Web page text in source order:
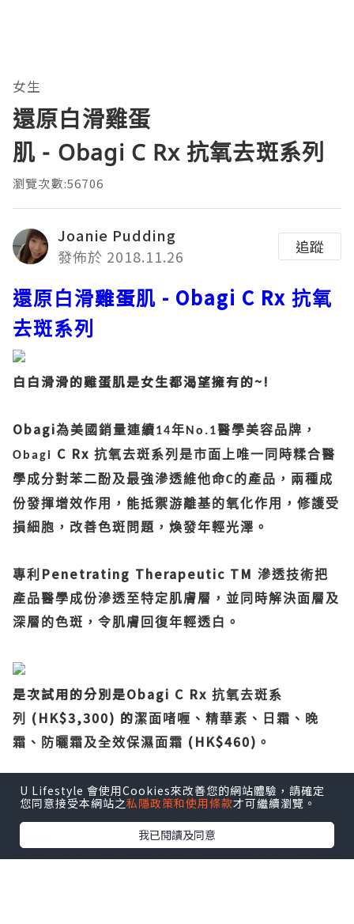
女生
還原白滑雞蛋
肌 - Obagi C Rx 抗氧去斑系列
瀏覽次數:56706
Joanie Pudding
發佈於 2018.11.26
追蹤
還原白滑雞蛋肌 - Obagi C Rx 抗氧
去斑系列
白白滑滑的雞蛋肌是女生都渴望擁有的~!
Obagi為美國銷量連續14年No.1醫學美容品牌，
Obagi C Rx 抗氧去斑系列是市面上唯一同時糅合醫
學成分對苯二酚及最強滲透維他命C的產品，兩種成
份發揮增效作用，能抵禦游離基的氧化作用，修護受
損細胞，改善色斑問題，煥發年輕光澤。
專利 Penetrating Therapeutic TM 滲透技術把
產品醫學成份滲透至特定肌膚層，並同時解決面層及
深層的色斑，令肌膚回復年輕透白。
是次試用的分別是Obagi C Rx 抗氧去斑系
列
(HK$3,300) 的潔面啫喱、精華素、日霜、晚
霜、防曬霜及全效保濕面霜 (HK$460) 。
Obagi C Rx
Cleansing Gel
蘊含L-抗壞血酸、蘆薈精華、紫花苜蓿精華、琉璃苣
U Lifestyle 會使用Cookies來改善您的網站體驗，請確定
您同意接受本網站之私隱政策和使用條款才可繼續瀏覽。
我已閱讀及同意